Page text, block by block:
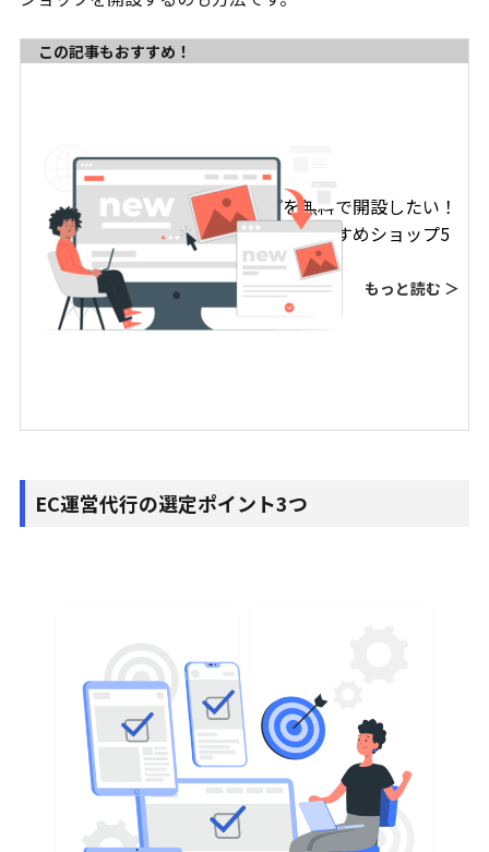
この記事もおすすめ！
ネットショップを無料で開設したい！
【開設メリットとおすすめショップ5
選を解説】
もっと読む ＞
EC運営代行の選定ポイント3つ